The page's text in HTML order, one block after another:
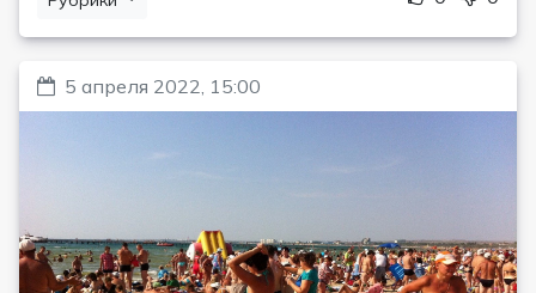
5 апреля 2022, 15:00